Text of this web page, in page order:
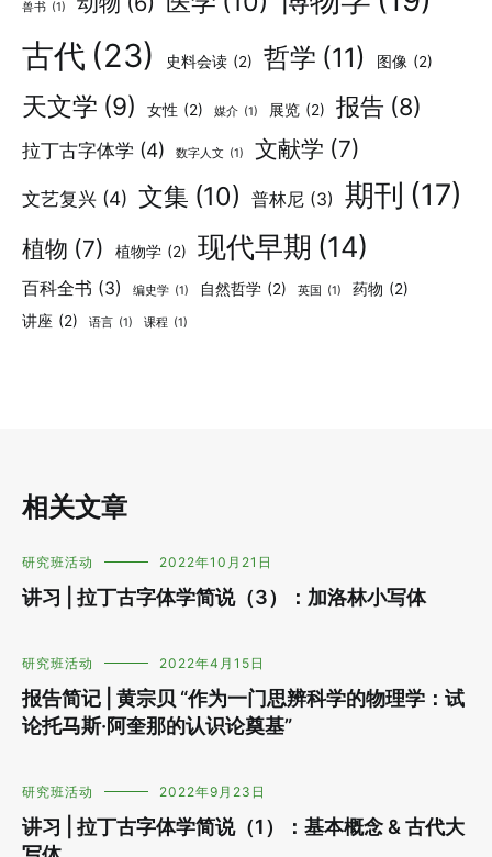
兽书 (1)
古代 (23) 史料会读 (2) 哲学 (11) 图像 (2)
天文学 (9) 女性 (2) 媒介 (1) 展览 (2) 报告 (8)
拉丁古字体学 (4) 数字人文 (1) 文献学 (7)
文艺复兴 (4) 文集 (10) 普林尼 (3) 期刊 (17)
植物 (7) 植物学 (2) 现代早期 (14)
百科全书 (3) 编史学 (1) 自然哲学 (2) 英国 (1) 药物 (2)
讲座 (2) 语言 (1) 课程 (1)
相关文章
研究班活动 2022年10月21日
讲习 | 拉丁古字体学简说（3）：加洛林小写体
研究班活动 2022年4月15日
报告简记 | 黄宗贝 “作为一门思辨科学的物理学：试
论托马斯·阿奎那的认识论奠基”
研究班活动 2022年9月23日
讲习 | 拉丁古字体学简说（1）：基本概念 & 古代大